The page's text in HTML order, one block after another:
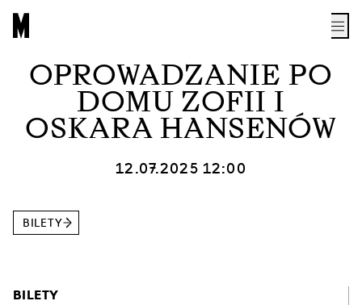
OPROWADZANIE PO
DOMU ZOFII I
OSKARA HANSENÓW
12.07.2025 12:00
BILETY
BILETY